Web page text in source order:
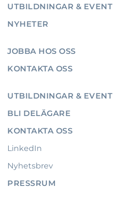
UTBILDNINGAR & EVENT
NYHETER
JOBBA HOS OSS
KONTAKTA OSS
UTBILDNINGAR & EVENT
BLI DELÄGARE
KONTAKTA OSS
LinkedIn
Nyhetsbrev
PRESSRUM